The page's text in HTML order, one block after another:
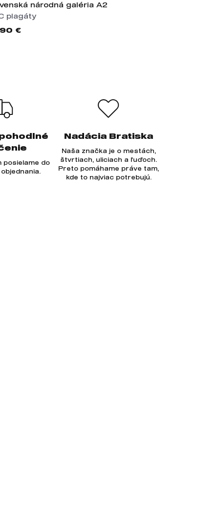
národná galéria A2
plagáty
€
posielame do
Nadácia Bratiska
Naša značka je o mestách,
štvrtiach, uliciach a ľuďoch.
Preto pomáhame práve tam,
kde to najviac potrebujú.